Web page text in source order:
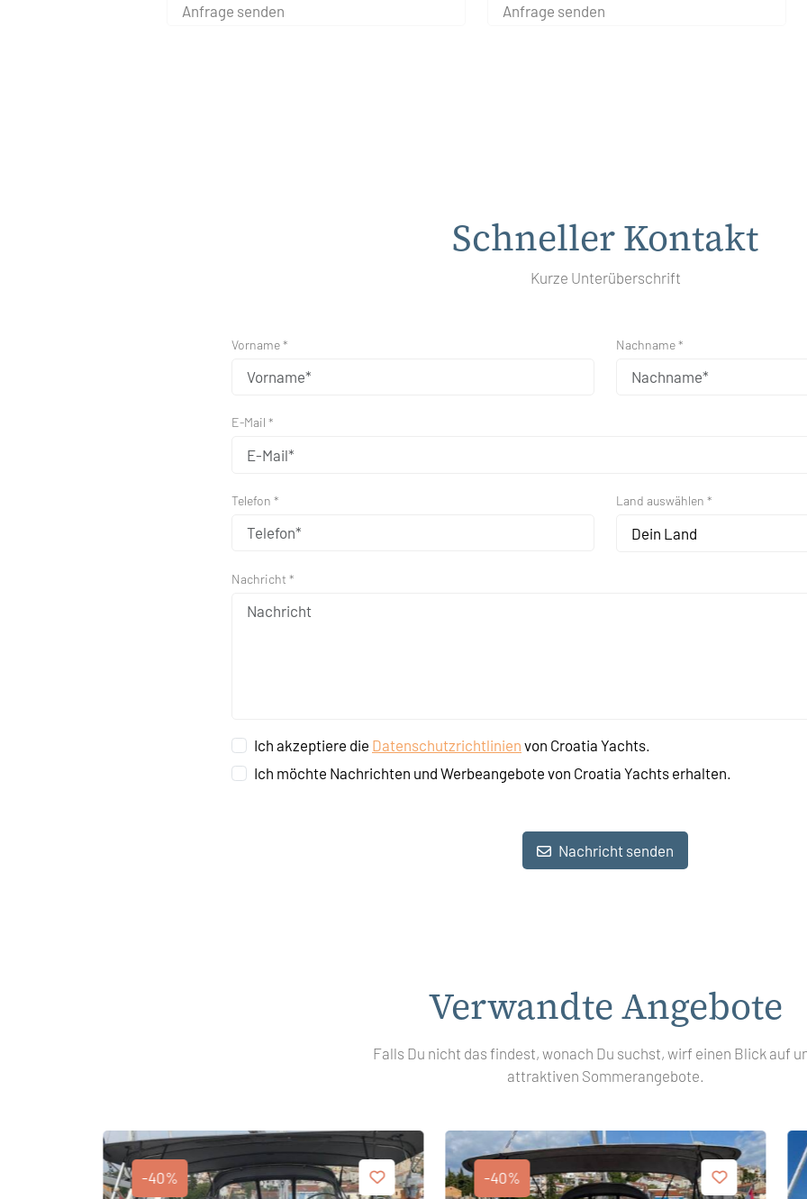
Anfrage senden Anfrage senden
Schneller Kontakt
Kurze Unterüberschrift
Vorname * Nachname *
E-Mail *
Telefon * Land auswählen *
Dein Land
Nachricht *
Ich akzeptiere die Datenschutzrichtlinien von Croatia Yachts.
Ich möchte Nachrichten und Werbeangebote von Croatia Yachts erhalten.
Nachricht senden
Verwandte Angebote
Falls Du nicht das findest, wonach Du suchst, wirf einen Blick auf
attraktiven Sommerangebote.
-40% -40%